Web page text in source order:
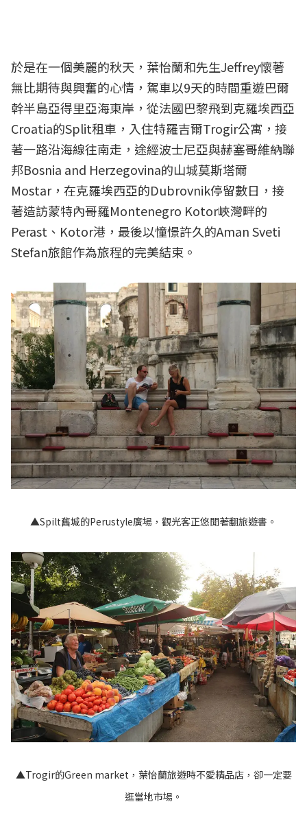
於是在一個美麗的秋天，葉怡蘭和先生Jeffrey懷著
無比期待與興奮的心情，駕車以9天的時間重遊巴爾
幹半島亞得里亞海東岸，從法國巴黎飛到克羅埃西亞
Croatia的Split租車，入住特羅吉爾Trogir公寓，接
著一路沿海線往南走，途經波士尼亞與赫塞哥維納聯
邦Bosnia and Herzegovina的山城莫斯塔爾
Mostar，在克羅埃西亞的Dubrovnik停留數日，接
著造訪蒙特內哥羅Montenegro Kotor峽灣畔的
Perast、Kotor港，最後以憧憬許久的Aman Sveti
Stefan旅館作為旅程的完美結束。
▲Spilt舊城的Perustyle廣場，觀光客正悠閒著翻旅遊書。
▲Trogir的Green market，葉怡蘭旅遊時不愛精品店，卻一定要
逛當地市場。